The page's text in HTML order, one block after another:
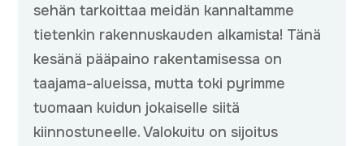
sehän tarkoittaa meidän kannaltamme
tietenkin rakennuskauden alkamista! Tänä
kesänä pääpaino rakentamisessa on
taajama-alueissa, mutta toki pyrimme
tuomaan kuidun jokaiselle siitä
kiinnostuneelle. Valokuitu on sijoitus